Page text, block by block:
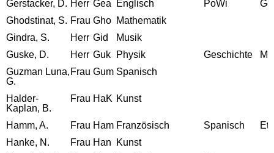
Gerstacker, D. Herr Gea Englisch PoWi
Ghodstinat, S. Frau Gho Mathematik
Gindra, S.
Herr Gid
Musik
Guske, D.
Herr Guk Physik Geschichte
Guzman Luna,
G.
Frau Gum Spanisch
Halder-
Kaplan, B.
Frau HaK Kunst
Hamm, A. Frau Ham Französisch Spanisch
Hanke, N.
Frau Han
Kunst